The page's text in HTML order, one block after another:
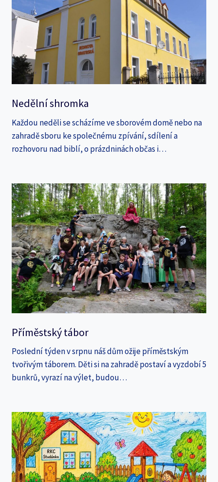
Nedělní shromka
Každou neděli se scházíme ve sborovém domě nebo na
zahradě sboru ke společnému zpívání, sdílení a
rozhovoru nad biblí, o prázdninách občas i…
Příměstský tábor
Poslední týden v srpnu náš dům ožije příměstským
tvořivým táborem. Děti si na zahradě postaví a vyzdobí 5
bunkrů, vyrazí na výlet, budou…